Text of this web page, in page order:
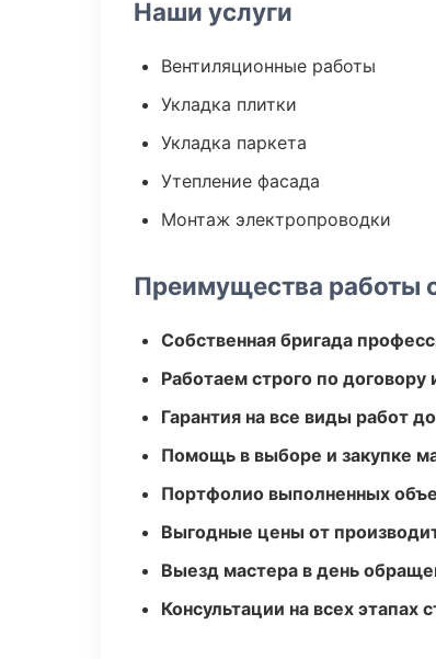
Наши услуги
Вентиляционные работы
Укладка плитки
Укладка паркета
Утепление фасада
Монтаж электропроводки
Преимущества работы
Собственная бригада
Работаем строго по договору
Гарантия на все виды работ
Помощь в выборе и закупке
Портфолио выполненных
Выгодные цены от
Выезд мастера в день
Консультации на всех этапах